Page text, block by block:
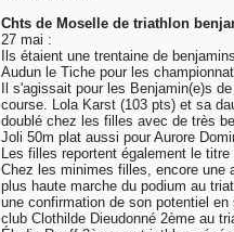
Chts de Moselle de triathlon
27 mai :
Ils étaient une trentaine de
Audun le Tiche pour les
Il s'agissait pour les Benjamin(e)s
course. Lola Karst (103 pts) et sa
doublé chez les filles avec de très
Joli 50m plat aussi pour Aurore
Les filles reportent également le
Chez les minimes filles, encore une
plus haute marche du podium au
une confirmation de son potentiel
club Clothilde Dieudonné 2ème au